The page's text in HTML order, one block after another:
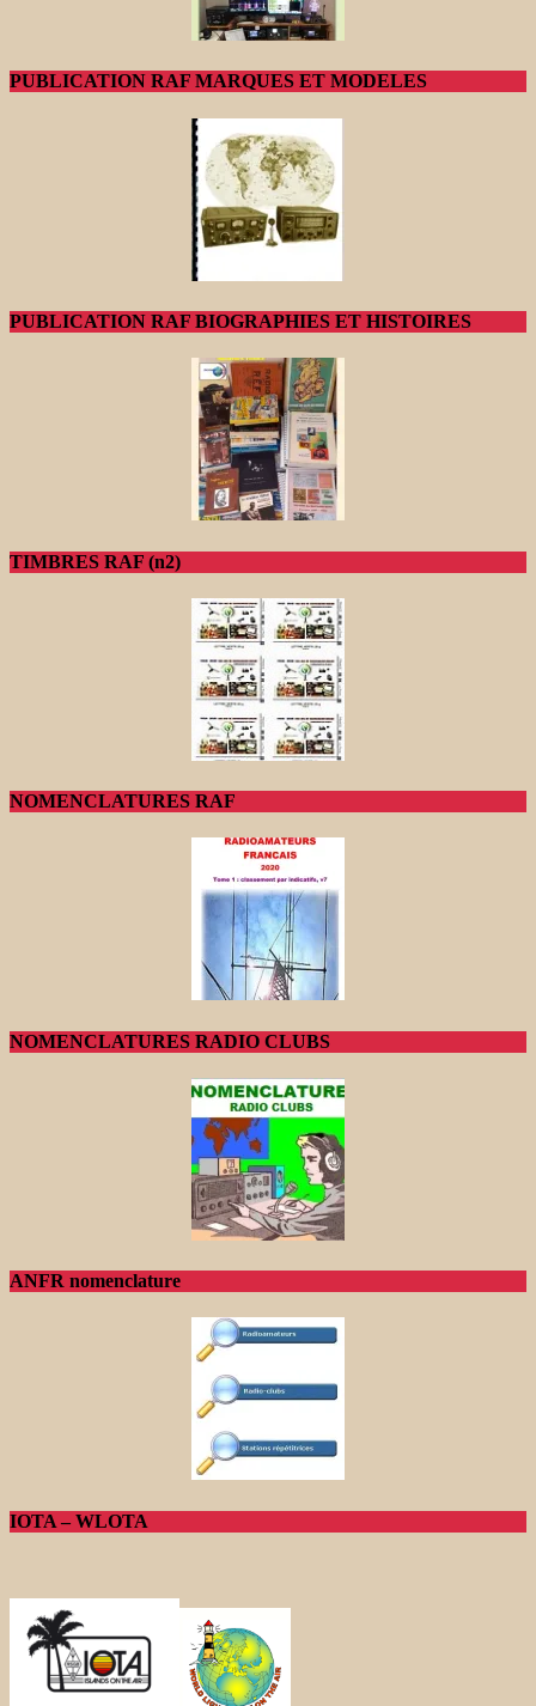
PUBLICATION RAF MARQUES ET MODELES
PUBLICATION RAF BIOGRAPHIES ET HISTOIRES
TIMBRES RAF (n2)
NOMENCLATURES RAF
NOMENCLATURES RADIO CLUBS
ANFR nomenclature
IOTA – WLOTA